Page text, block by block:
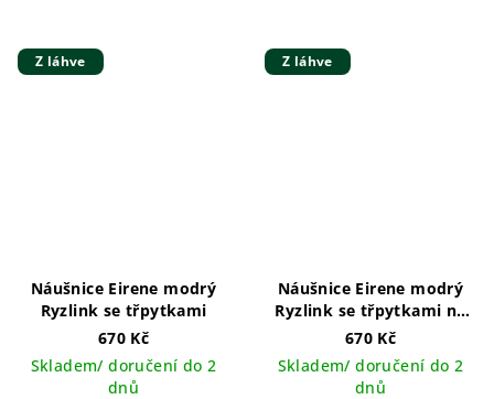
Z láhve
Náušnice Eirene modrý
Ryzlink se třpytkami
670 Kč
Skladem/ doručení do 2
dnů
Z láhve
Náušnice Eirene modrý
Ryzlink se třpytkami na
ručně vyráběný
šperk v ČR
670 Kč
Skladem/ doručení do 2
dnů